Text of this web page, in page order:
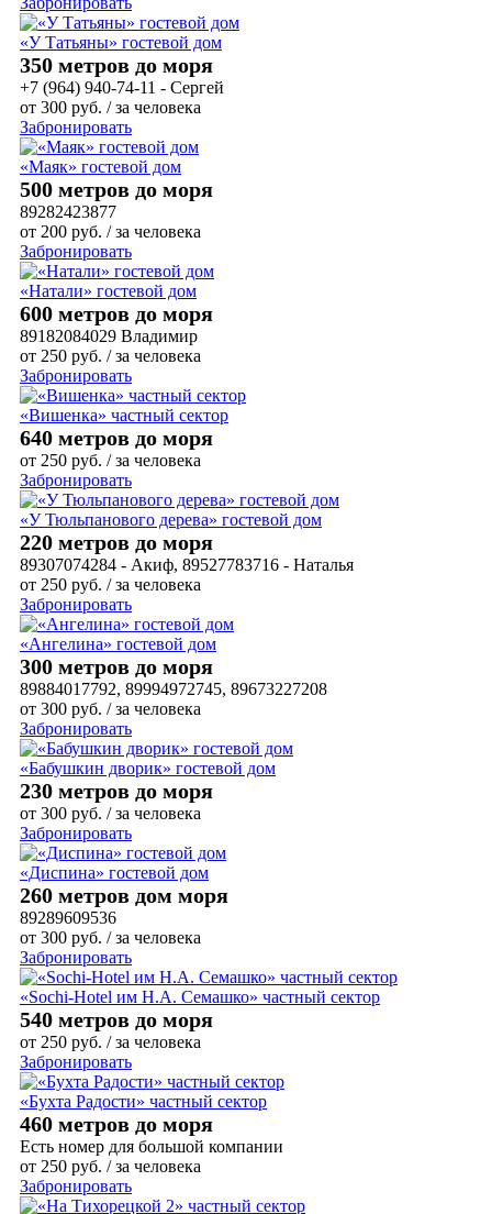
«У Татьяны» гостевой дом
350 метров до моря
+7 (964) 940-74-11 - Сергей
от 300 руб. / за человека
Забронировать
«Маяк» гостевой дом
500 метров до моря
89282423877
от 200 руб. / за человека
Забронировать
«Натали» гостевой дом
600 метров до моря
89182084029 Владимир
от 250 руб. / за человека
Забронировать
«Вишенка» частный сектор
640 метров до моря
от 250 руб. / за человека
Забронировать
«У Тюльпанового дерева» гостевой дом
220 метров до моря
89307074284 - Акиф, 89527783716 - Наталья
от 250 руб. / за человека
Забронировать
«Ангелина» гостевой дом
300 метров до моря
89884017792, 89994972745, 89673227208
от 300 руб. / за человека
Забронировать
«Бабушкин дворик» гостевой дом
230 метров до моря
от 300 руб. / за человека
Забронировать
«Диспина» гостевой дом
260 метров дом моря
89289609536
от 300 руб. / за человека
Забронировать
«Sochi-Hotel им Н.А. Семашко» частный сектор
540 метров до моря
от 250 руб. / за человека
Забронировать
«Бухта Радости» частный сектор
460 метров до моря
Есть номер для большой компании
от 250 руб. / за человека
Забронировать